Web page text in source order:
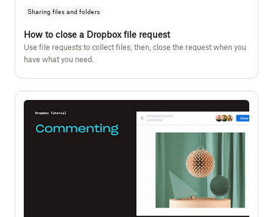
Sharing files and folders
How to close a Dropbox file request
Use file requests to collect files, then, close the request when you
have what you need.